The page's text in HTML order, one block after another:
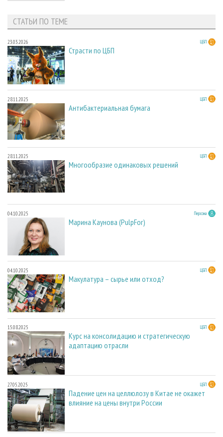
СТАТЬИ ПО ТЕМЕ
23.03.2026 ЦБП
Страсти по ЦБП
28.11.2025 ЦБП
Антибактериальная бумага
28.11.2025 ЦБП
Многообразие одинаковых решений
04.10.2025 Персона
Марина Каунова (PulpFor)
04.10.2025 ЦБП
Макулатура – сырье или отход?
15.08.2025 ЦБП
Курс на консолидацию и стратегическую
адаптацию отрасли
27.05.2025 ЦБП
Падение цен на целлюлозу в Китае не окажет
влияние на цены внутри России